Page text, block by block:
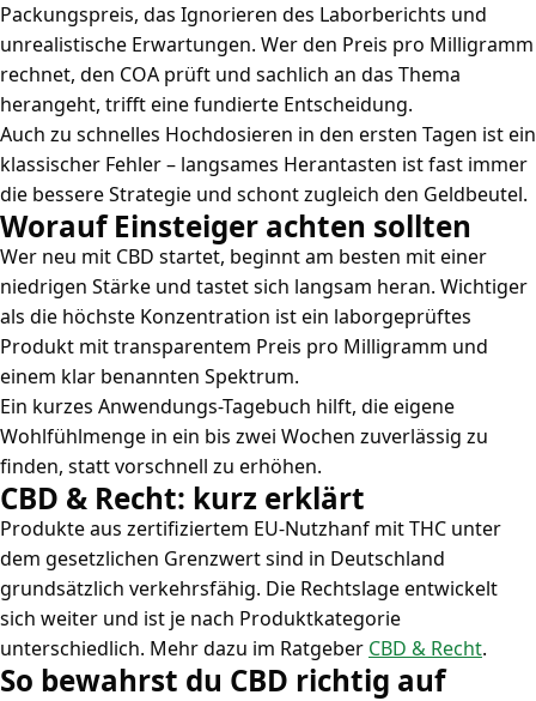
Packungspreis, das Ignorieren des Laborberichts und
unrealistische Erwartungen. Wer den Preis pro Milligramm
rechnet, den COA prüft und sachlich an das Thema
herangeht, trifft eine fundierte Entscheidung.
Auch zu schnelles Hochdosieren in den ersten Tagen ist ein
klassischer Fehler – langsames Herantasten ist fast immer
die bessere Strategie und schont zugleich den Geldbeutel.
Worauf Einsteiger achten sollten
Wer neu mit CBD startet, beginnt am besten mit einer
niedrigen Stärke und tastet sich langsam heran. Wichtiger
als die höchste Konzentration ist ein laborgeprüftes
Produkt mit transparentem Preis pro Milligramm und
einem klar benannten Spektrum.
Ein kurzes Anwendungs-Tagebuch hilft, die eigene
Wohlfühlmenge in ein bis zwei Wochen zuverlässig zu
finden, statt vorschnell zu erhöhen.
CBD & Recht: kurz erklärt
Produkte aus zertifiziertem EU-Nutzhanf mit THC unter
dem gesetzlichen Grenzwert sind in Deutschland
grundsätzlich verkehrsfähig. Die Rechtslage entwickelt
sich weiter und ist je nach Produktkategorie
unterschiedlich. Mehr dazu im Ratgeber CBD & Recht.
So bewahrst du CBD richtig auf